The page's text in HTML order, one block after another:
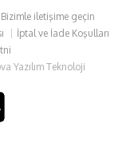
iletişime geçin
İptal ve İade Koşulları
Yazılım Teknoloji